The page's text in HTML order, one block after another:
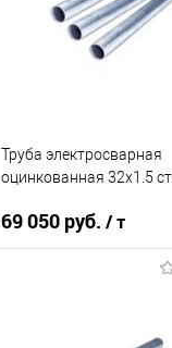
В избранное
Труба электросварная
оцинкованная 32х1.5
69 050 руб. / т